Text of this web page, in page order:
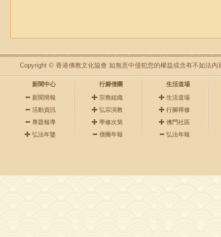
Copyright © 香港佛教文化協會 如無意中侵犯您的權益或含有不如法內
新聞中心
新聞簡報
活動資訊
專題報導
弘法年鑒
行腳僧團
宗務組織
弘宗演教
學修次第
僧團年報
生活道場
生活道場
行腳禪修
佛門社區
弘法年報